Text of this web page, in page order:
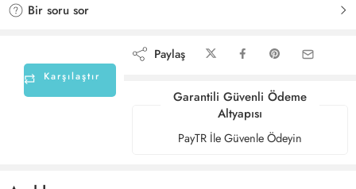
Bir soru sor
Karşılaştır
Paylaş
Garantili Güvenli Ödeme
Altyapısı
PayTR İle Güvenle Ödeyin